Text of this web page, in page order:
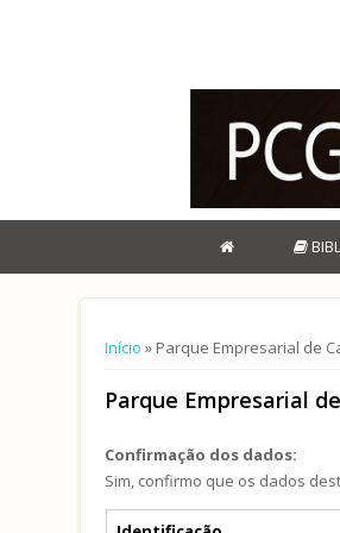
Está aqui
Início » Parque Empresarial de
Parque Empresarial
Confirmação dos dados:
Sim, confirmo que os dados
Separadores verticais